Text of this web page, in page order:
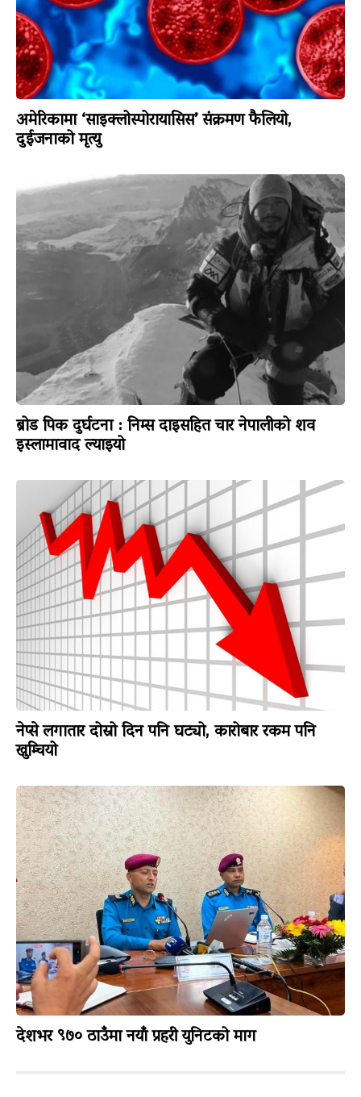
अमेरिकामा ‘साइक्लोस्पोरायासिस’ संक्रमण फैलियो,
दुईजनाको मृत्यु
ब्रोड पिक दुर्घटना : निम्स दाइसहित चार नेपालीको शव
इस्लामावाद ल्याइयो
नेप्से लगातार दोस्रो दिन पनि घट्यो, कारोबार रकम पनि
खुम्चियो
देशभर ९७० ठाउँमा नयाँ प्रहरी युनिटको माग